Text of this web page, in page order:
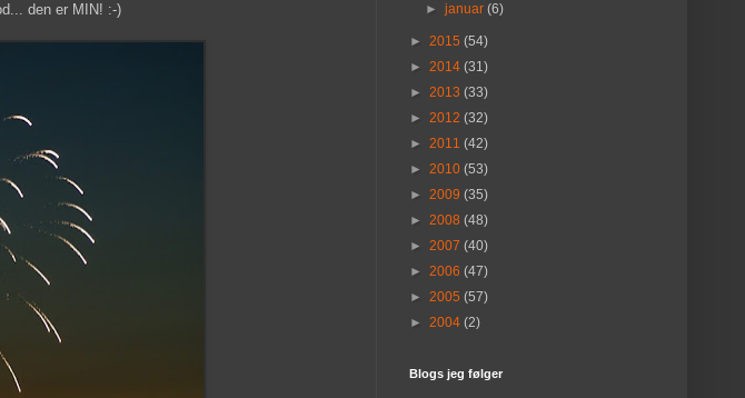
den er MIN! :-)
►januar(6)
► 2015 (54)
► 2014 (31)
► 2013 (33)
► 2012 (32)
► 2011 (42)
► 2010 (53)
► 2009 (35)
► 2008 (48)
► 2007 (40)
► 2006 (47)
► 2005 (57)
► 2004 (2)
Blogs jeg følger